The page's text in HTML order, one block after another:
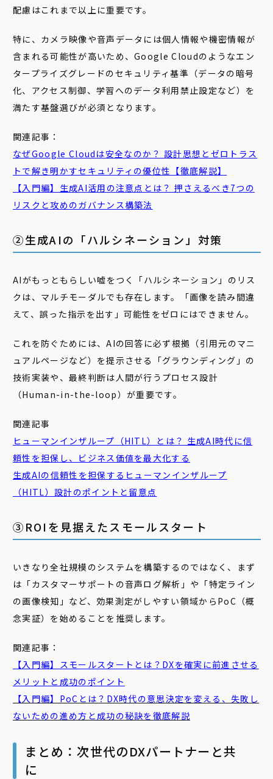
配慮はこれまで以上に重要です。
特に、カメラ映像や音声データには個人情報や機密情報が
含まれる可能性が高いため、Google Cloudのようなエン
タープライズグレードのセキュリティ基準（データの暗号
化、アクセス制御、学習へのデータ利用禁止設定など）を
満たす基盤選びが必須となります。
関連記事：
なぜGoogle Cloudは安全なのか？ 設計思想とゼロトラス
トで解き明かすセキュリティの優位性【徹底解説】
【入門編】生成AI活用の注意点とは？ 押さえるべき7つの
リスクと攻めのガバナンス構築法
②生成AIの「ハルシネーション」対策
AIがもっともらしい嘘をつく「ハルシネーション」のリス
クは、マルチモーダルでも存在します。「画像を読み間違
えて、誤った指示を出す」可能性をゼロにはできません。
これを防ぐためには、AIの回答に必ず根拠（引用元のマニ
ュアルページなど）を提示させる「グラウンディング」の
技術実装や、最終判断は人間が行うプロセス設計
（Human-in-the-loop）が重要です。
関連記事
ヒューマンインザループ（HITL）とは？ 生成AI時代に信
頼性を担保し、ビジネス価値を最大化する
生成AIの信頼性を担保するヒューマンインザループ
（HITL）設計のポイントと留意点
③ROIを見据えたスモールスタート
いきなり全社規模のシステムを構築するのではなく、まず
は「カスタマーサポートの音声ログ解析」や「特定ライン
の画像検知」など、効果測定がしやすい領域からPoC（概
念実証）を始めることを推奨します。
関連記事：
【入門編】スモールスタートとは？DXを確実に前進させる
メリットと成功のポイント
【入門編】PoCとは？DX時代の意思決定を変える、失敗し
ないための進め方と成功の秘訣を徹底解説
まとめ：次世代のDXパートナーと共
に